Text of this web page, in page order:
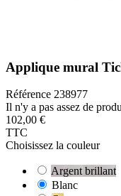
Applique mural
Référence 238977
Il n'y a pas assez de
102,00 €
TTC
Choisissez la couleur
Argent brillant
Blanc